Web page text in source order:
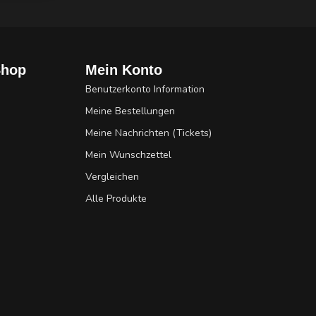
Mein Konto
Benutzerkonto Information
Meine Bestellungen
Meine Nachrichten (Tickets)
Mein Wunschzettel
Vergleichen
Alle Produkte